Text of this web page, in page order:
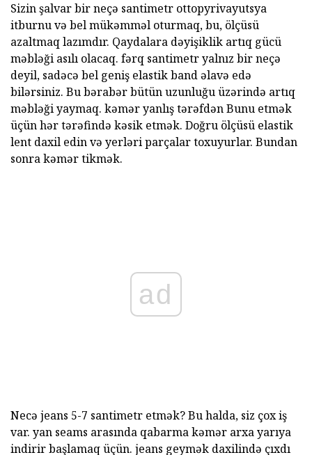
Sizin şalvar bir neçə santimetr ottopyrivayutsya
itburnu və bel mükəmməl oturmaq, bu, ölçüsü
azaltmaq lazımdır. Qaydalara dəyişiklik artıq gücü
məbləği asılı olacaq. fərq santimetr yalnız bir neçə
deyil, sadəcə bel geniş elastik band əlavə edə
bilərsiniz. Bu bərabər bütün uzunluğu üzərində artıq
məbləği yaymaq. kəmər yanlış tərəfdən Bunu etmək
üçün hər tərəfində kəsik etmək. Doğru ölçüsü elastik
lent daxil edin və yerləri parçalar toxuyurlar. Bundan
sonra kəmər tikmək.
ad
Necə jeans 5-7 santimetr etmək? Bu halda, siz çox iş
var. yan seams arasında qabarma kəmər arxa yarıya
indirir başlamaq üçün. jeans geymək daxilində çıxdı